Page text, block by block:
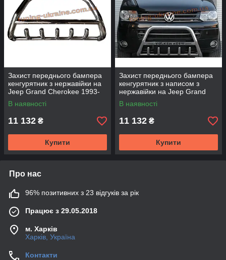
Захист переднього бампера
кенгурятник з нержавійки на
Jeep Grand Cherokee 1993-
1998
В наявності
11 132 ₴
Купити
Захист переднього бампера
кенгурятник з написом з
нержавійки на Jeep Grand
Cherokee 1993-1998
В наявності
11 132 ₴
Купити
Про нас
96% позитивних з 23 відгуків за рік
Працює з 29.05.2018
м. Харків
Харків, Україна
Контакти